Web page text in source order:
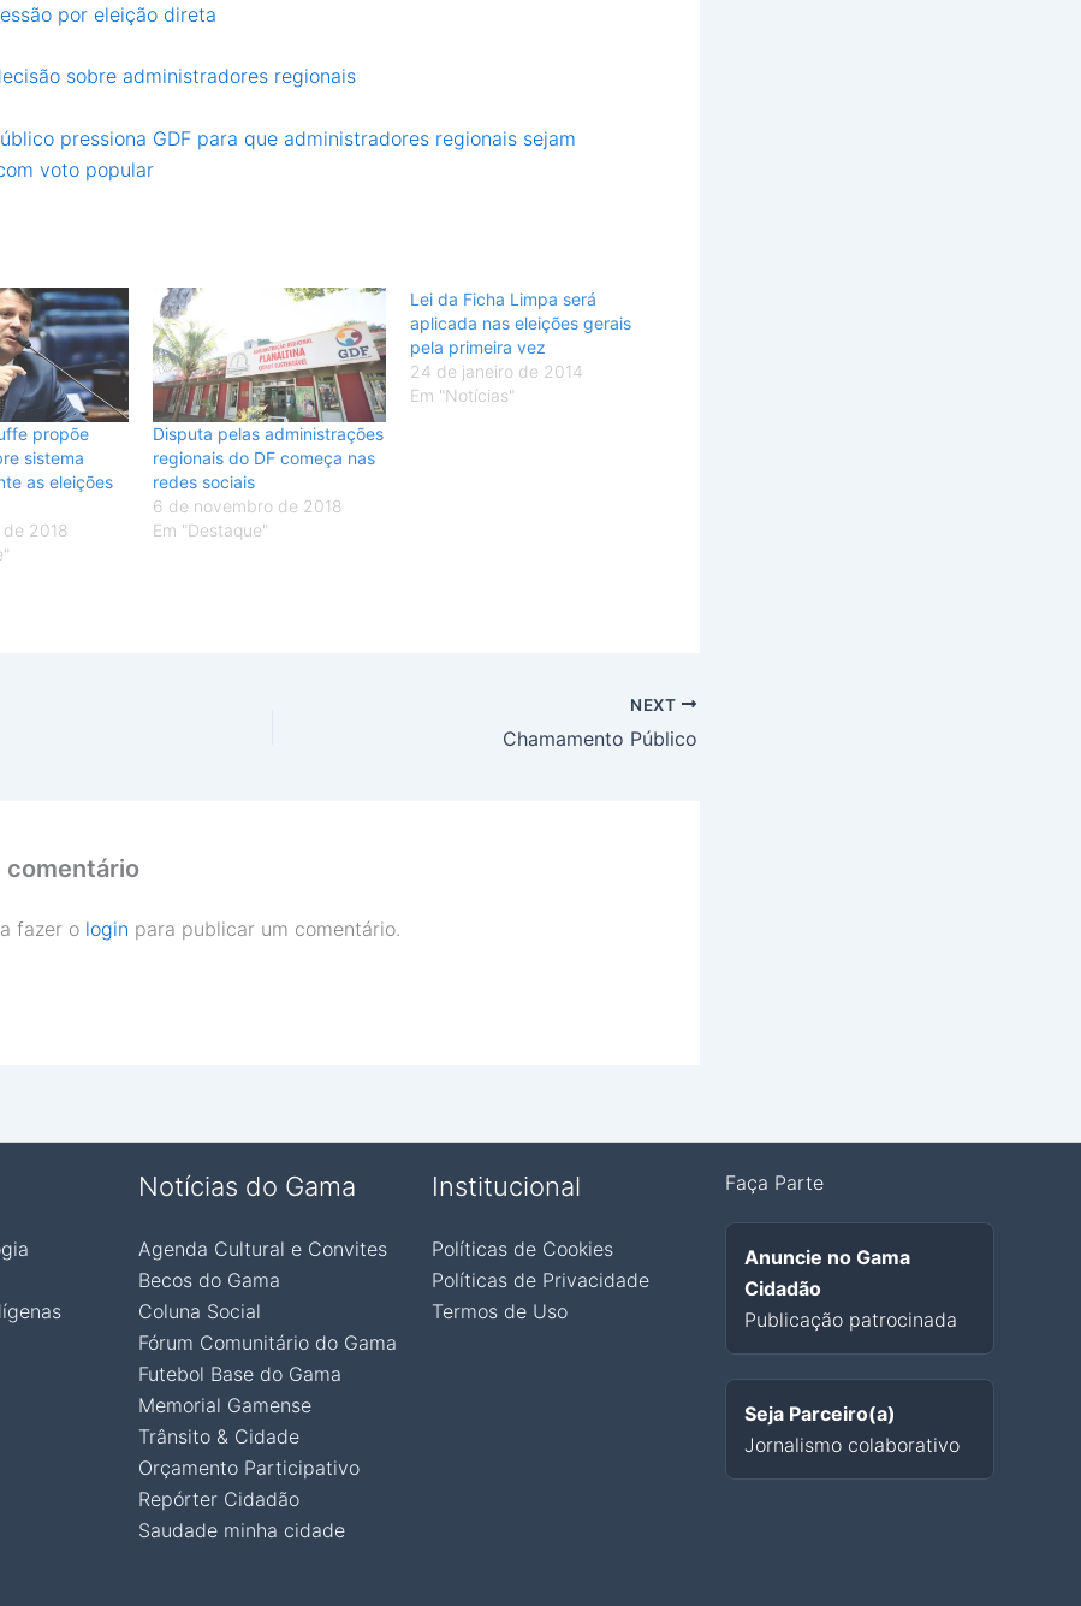
por eleição direta
sobre administradores regionais
pressiona GDF para que administradores regionais sejam
voto popular
propõe
sistema
as eleições
2018
Disputa pelas administrações
regionais do DF começa nas
redes sociais
6 de novembro de 2018
Em "Destaque"
Lei da Ficha Limpa será
aplicada nas eleições gerais
pela primeira vez
24 de janeiro de 2014
Em "Notícias"
NEXT
Chamamento Público
comentário
fazer o login para publicar um comentário.
Notícias do Gama
Agenda Cultural e Convites
Becos do Gama
Coluna Social
Fórum Comunitário do Gama
Futebol Base do Gama
Memorial Gamense
Trânsito & Cidade
Orçamento Participativo
Repórter Cidadão
Saudade minha cidade
Institucional
Políticas de Cookies
Políticas de Privacidade
Termos de Uso
Faça Parte
Anuncie no Gama
Cidadão
Publicação patrocinada
Seja Parceiro(a)
Jornalismo colaborativo